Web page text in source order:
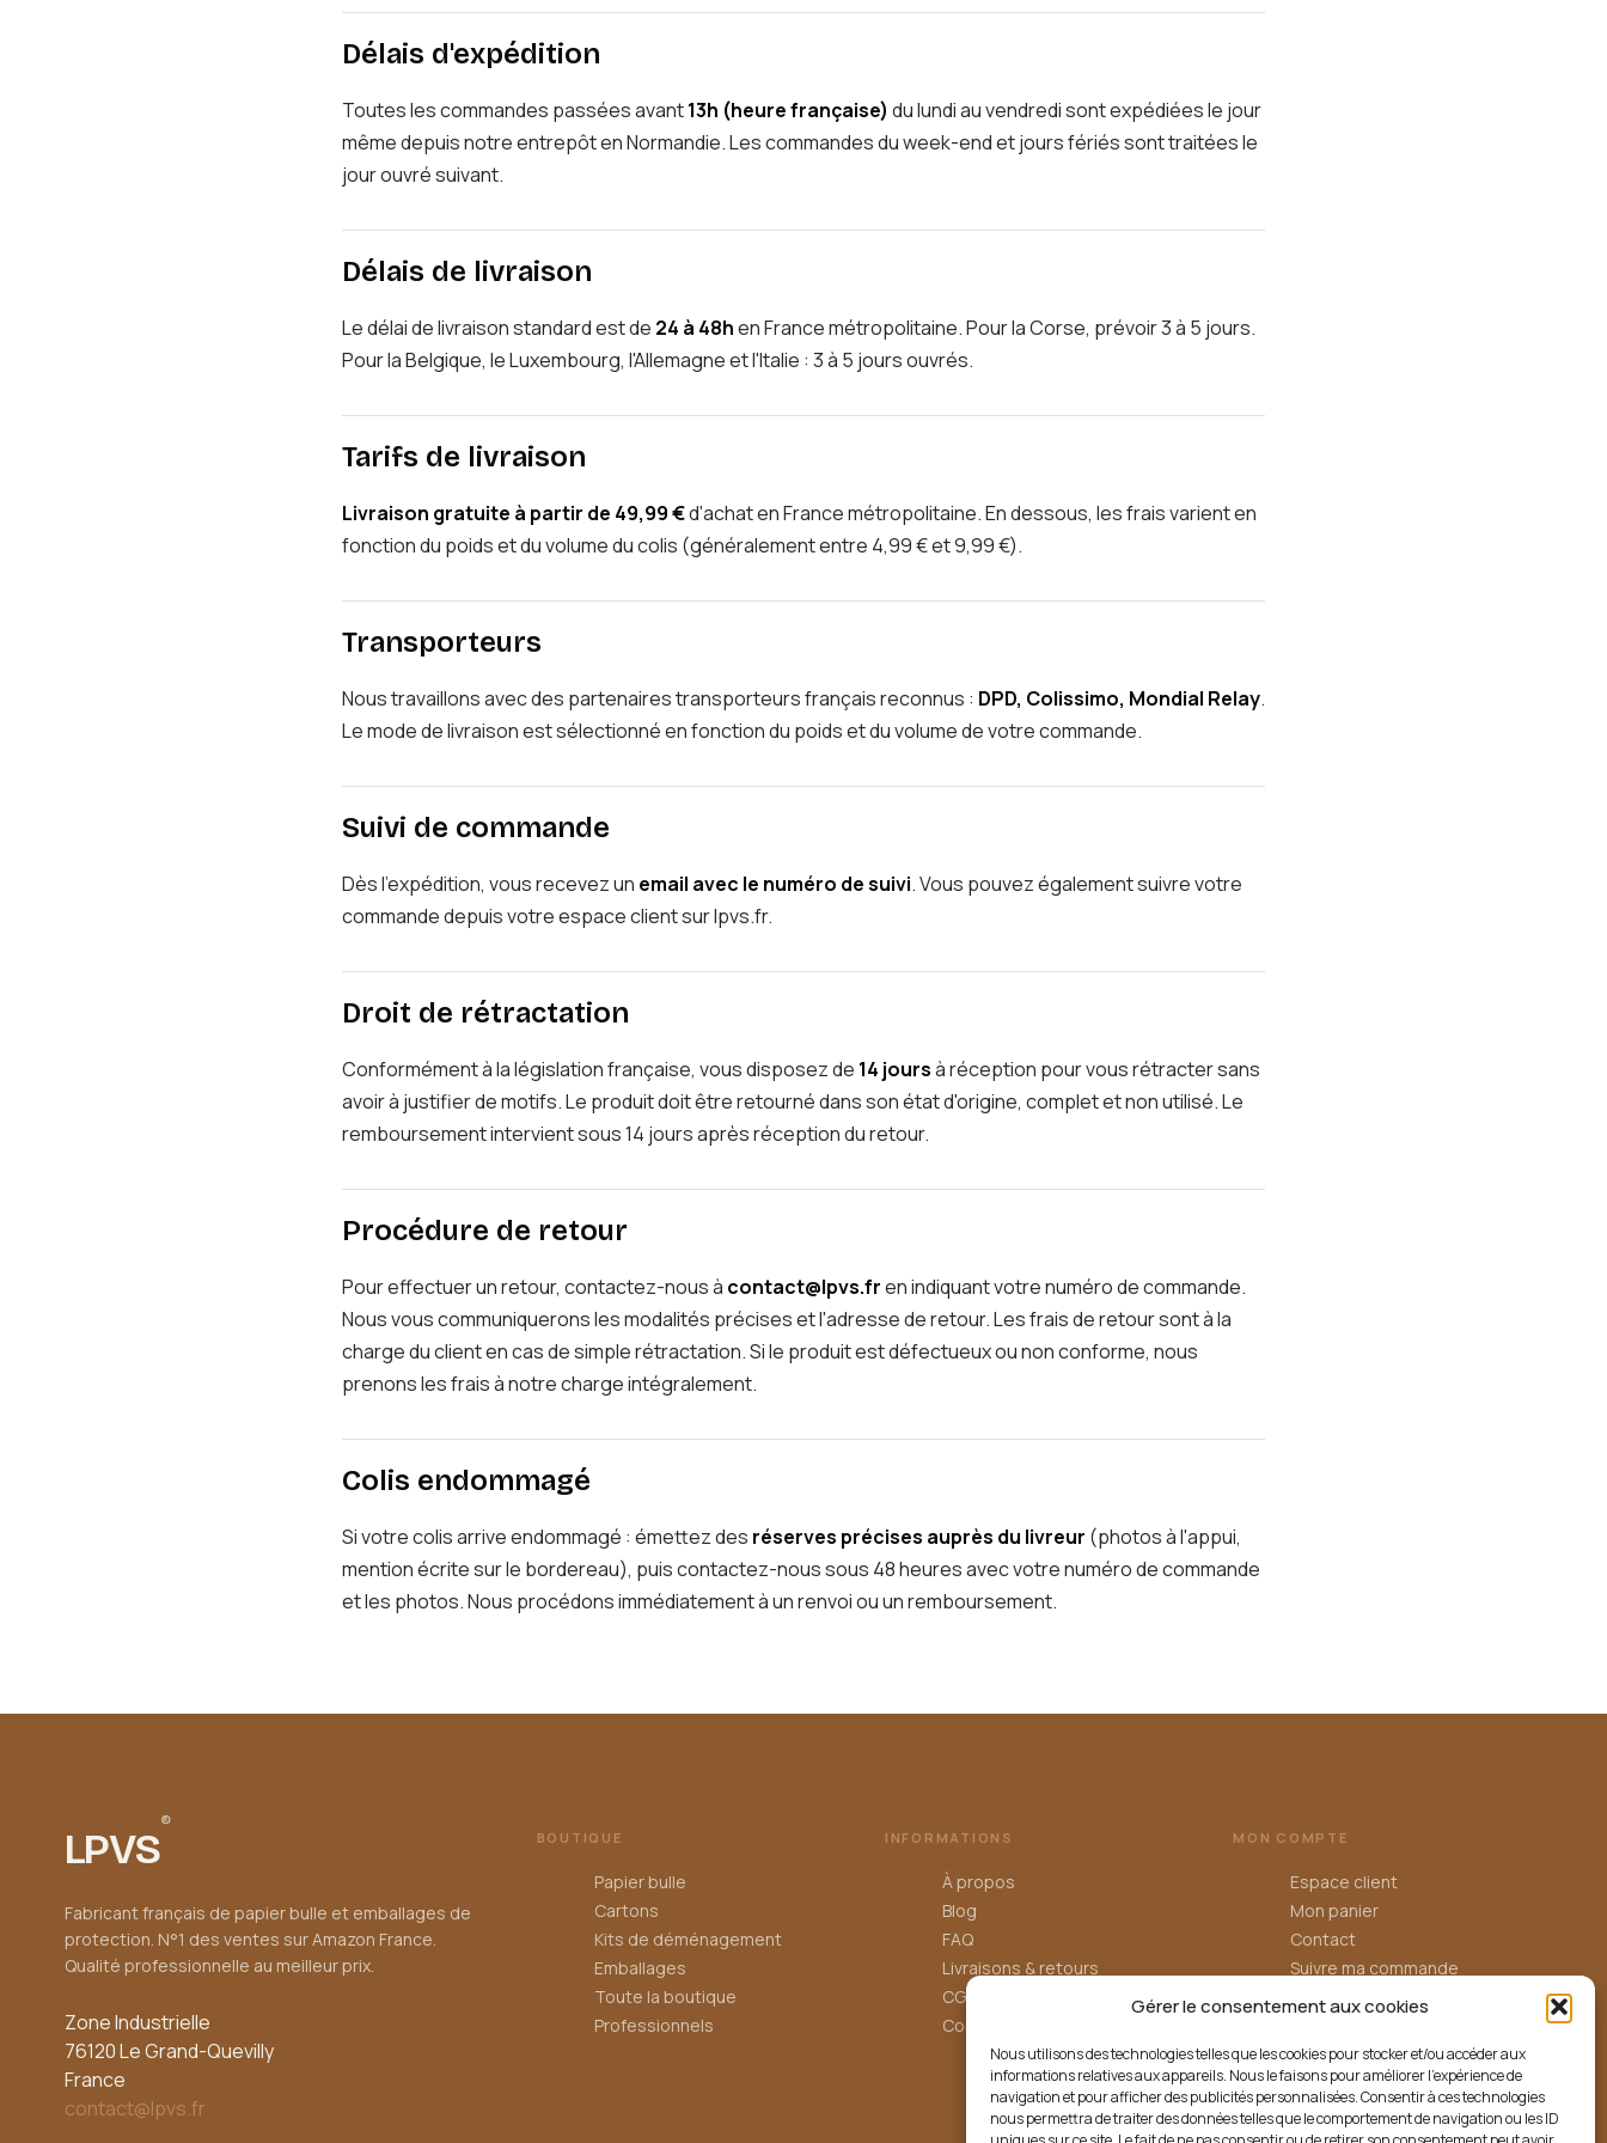
Gérer le consentement aux cookies
Nous utilisons des technologies telles que les cookies pour stocker et/ou accéder aux
informations relatives aux appareils. Nous le faisons pour améliorer l’expérience de
navigation et pour afficher des publicités personnalisées. Consentir à ces technologies
nous permettra de traiter des données telles que le comportement de navigation ou les ID
Délais d'expédition
Toutes les commandes passées avant13h (heure française) du lundi au vendredi sont expédiées le jour
même depuis notre entrepôt en Normandie. Les commandes du week-end et jours fériés sont traitées le
jour ouvré suivant.
Délais de livraison
Le délai de livraison standard est de 24 à 48hen France métropolitaine. Pour la Corse, prévoir 3 à 5 jours.
Pour la Belgique, le Luxembourg, l'Allemagne et l'Italie : 3 à 5 jours ouvrés.
Tarifs de livraison
Livraison gratuite à partir de 49,99 €d'achat en France métropolitaine. En dessous, les frais varient en
fonction du poids et du volume du colis (généralement entre 4,99 € et 9,99 €).
Transporteurs
Nous travaillons avec des partenaires transporteurs français reconnus : DPD, Colissimo, Mondial Relay.
Le mode de livraison est sélectionné en fonction du poids et du volume de votre commande.
Suivi de commande
Dès l'expédition, vous recevez un email avec le numéro de suivi. Vous pouvez également suivre votre
commande depuis votre espace client sur lpvs.fr.
Droit de rétractation
Conformément à la législation française, vous disposez de 14 joursà réception pour vous rétracter sans
avoir à justifier de motifs. Le produit doit être retourné dans son état d'origine, complet et non utilisé. Le
remboursement intervient sous 14 jours après réception du retour.
Procédure de retour
Pour effectuer un retour, contactez-nous à contact@lpvs.fren indiquant votre numéro de commande.
Nous vous communiquerons les modalités précises et l'adresse de retour. Les frais de retour sont à la
charge du client en cas de simple rétractation. Si le produit est défectueux ou non conforme, nous
prenons les frais à notre charge intégralement.
Colis endommagé
Si votre colis arrive endommagé : émettez des réserves précises auprès du livreur (photos à l'appui,
mention écrite sur le bordereau), puis contactez-nous sous 48 heures avec votre numéro de commande
et les photos. Nous procédons immédiatement à un renvoi ou un remboursement.
LPVS
®
Fabricant français de papier bulle et emballages de
protection. N°1 des ventes sur Amazon France.
Qualité professionnelle au meilleur prix.
Zone Industrielle
76120 Le Grand-Quevilly
France
contact@lpvs.fr
BOUTIQUE
Papier bulle
Cartons
Kits de déménagement
Emballages
Toute la boutique
Professionnels
INFORMATIONS
À propos
Blog
FAQ
Livraisons & retours
CGV
Confidentialité
MON COMPTE
Espace client
Mon panier
Contact
Suivre ma commande